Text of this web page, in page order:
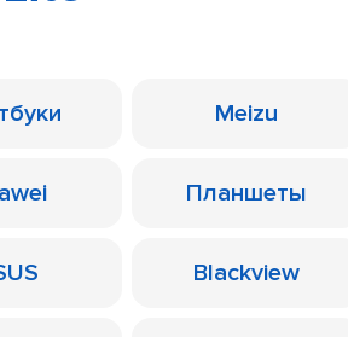
Meizu
Планшеты
Blackview